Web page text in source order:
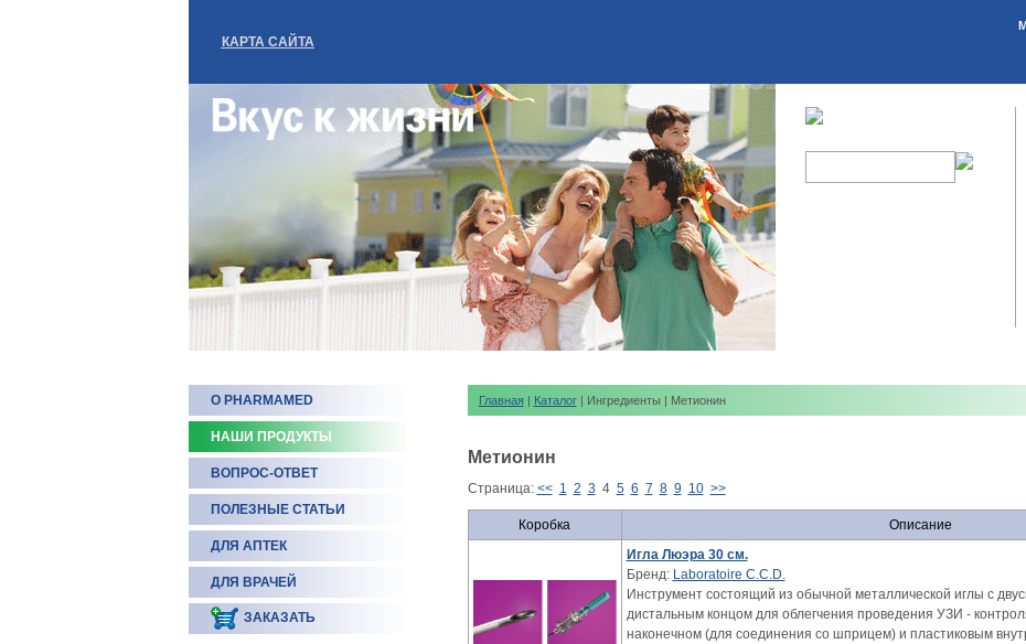
КАРТА САЙТА
О PHARMAMED
НАШИ ПРОДУКТЫ
ВОПРОС-ОТВЕТ
ПОЛЕЗНЫЕ СТАТЬИ
ДЛЯ АПТЕК
ДЛЯ ВРАЧЕЙ
ЗАКАЗАТЬ
Главная | Каталог| Ингредиенты | Метионин
Метионин
Страница: << 1 2 3 4 5 6 7 8 9 10 >>
Коробка Описание
Игла Люэра 30 см.
Бренд: Laboratoire C.C.D.
Инструмент состоящий из обычной металлической иглы с
дистальным концом для облегчения проведения УЗИ -
наконечном (для соединения со шприцем) и пластиковым